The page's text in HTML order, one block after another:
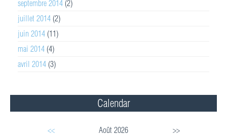
septembre 2014 (2)
juillet 2014 (2)
juin 2014 (11)
mai 2014 (4)
avril 2014 (3)
Calendar
<< Août 2026
>>